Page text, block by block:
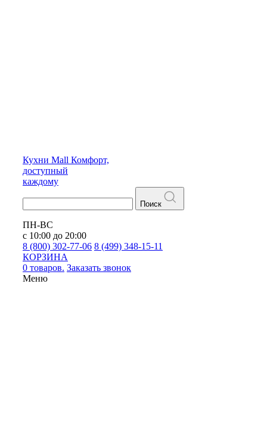
Кухни Mall Комфорт,
доступный
каждому
Поиск
ПН-ВС
с 10:00 до 20:00
8 (800) 302-77-06 8 (499) 348-15-11
КОРЗИНА
0 товаров. Заказать звонок
Меню